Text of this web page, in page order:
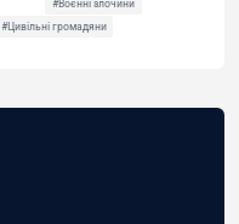
#Цивільні громадяни